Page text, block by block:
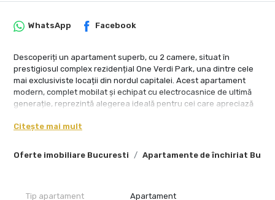
Oferte imobiliare Bucuresti Apartamente de închiriat
WhatsApp Facebook
Descoperiți un apartament superb, cu 2 camere, situat în
prestigiosul complex rezidențial One Verdi Park, una dintre cele
mai exclusiviste locații din nordul capitalei. Acest apartament
modern, complet mobilat și echipat cu electrocasnice de ultimă
generație, reprezintă alegerea ideală pentru cei care apreciază
interes din București.
Suprafață utilă: 54 mp
finisaje și mobilier de calitate superioară, conform celor mai noi
Citește mai mult
Tip apartament Apartament